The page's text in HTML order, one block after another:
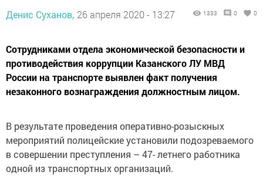
Денис Суханов, 26 апреля 2020 - 13:27 1333 0 0
Сотрудниками отдела экономической безопасности и
противодействия коррупции Казанского ЛУ МВД
России на транспорте выявлен факт получения
незаконного вознаграждения должностным лицом.
В результате проведения оперативно-розыскных
мероприятий полицейские установили подозреваемого
в совершении преступления – 47- летнего работника
одной из транспортных организаций.